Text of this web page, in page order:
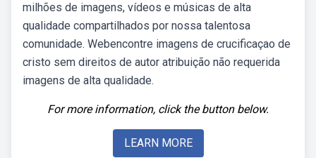
milhões de imagens, vídeos e músicas de alta
qualidade compartilhados por nossa talentosa
comunidade. Webencontre imagens de crucificaçao de
cristo sem direitos de autor atribuição não requerida
imagens de alta qualidade.
For more information, click the button below.
LEARN MORE